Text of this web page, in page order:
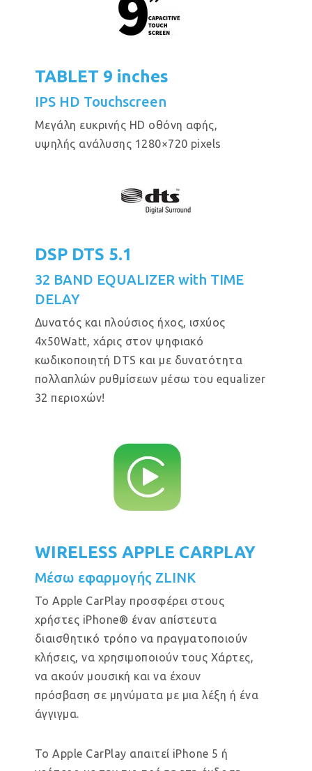
TABLET 9 inches
IPS HD Touchscreen
Μεγάλη ευκρινής HD οθόνη αφής,
υψηλής ανάλυσης 1280×720 pixels
DSP DTS 5.1
32 BAND EQUALIZER with TIME
DELAY
Δυνατός και πλούσιος ήχος, ισχύος
4x50Watt, χάρις στον ψηφιακό
κωδικοποιητή DTS και με δυνατότητα
πολλαπλών ρυθμίσεων μέσω του equalizer
32 περιοχών!
WIRELESS APPLE CARPLAY
Μέσω εφαρμογής ZLINK
Το Apple CarPlay προσφέρει στους
χρήστες iPhone® έναν απίστευτα
διαισθητικό τρόπο να πραγματοποιούν
κλήσεις, να χρησιμοποιούν τους Χάρτες,
να ακούν μουσική και να έχουν
πρόσβαση σε μηνύματα με μια λέξη ή ένα
άγγιγμα.
Το Apple CarPlay απαιτεί iPhone 5 ή